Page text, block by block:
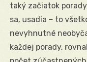
taký začiatok
sa, usadia – to
nevyhnutné
každej porady,